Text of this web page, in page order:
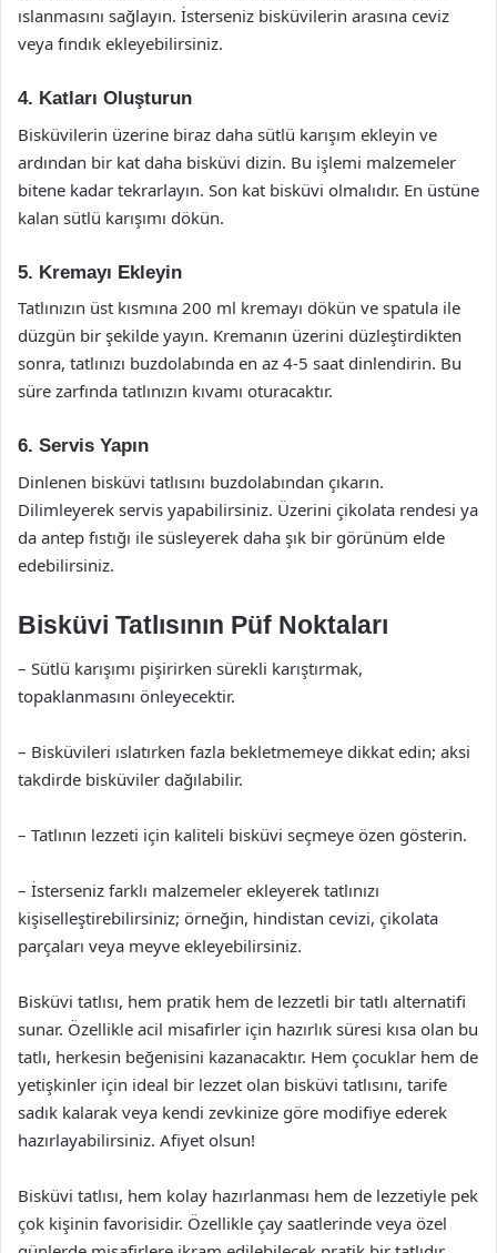
ıslanmasını sağlayın. İsterseniz bisküvilerin arasına ceviz
veya fındık ekleyebilirsiniz.
4. Katları Oluşturun
Bisküvilerin üzerine biraz daha sütlü karışım ekleyin ve
ardından bir kat daha bisküvi dizin. Bu işlemi malzemeler
bitene kadar tekrarlayın. Son kat bisküvi olmalıdır. En üstüne
kalan sütlü karışımı dökün.
5. Kremayı Ekleyin
Tatlınızın üst kısmına 200 ml kremayı dökün ve spatula ile
düzgün bir şekilde yayın. Kremanın üzerini düzleştirdikten
sonra, tatlınızı buzdolabında en az 4-5 saat dinlendirin. Bu
süre zarfında tatlınızın kıvamı oturacaktır.
6. Servis Yapın
Dinlenen bisküvi tatlısını buzdolabından çıkarın.
Dilimleyerek servis yapabilirsiniz. Üzerini çikolata rendesi ya
da antep fıstığı ile süsleyerek daha şık bir görünüm elde
edebilirsiniz.
Bisküvi Tatlısının Püf Noktaları
– Sütlü karışımı pişirirken sürekli karıştırmak,
topaklanmasını önleyecektir.
– Bisküvileri ıslatırken fazla bekletmemeye dikkat edin; aksi
takdirde bisküviler dağılabilir.
– Tatlının lezzeti için kaliteli bisküvi seçmeye özen gösterin.
– İsterseniz farklı malzemeler ekleyerek tatlınızı
kişiselleştirebilirsiniz; örneğin, hindistan cevizi, çikolata
parçaları veya meyve ekleyebilirsiniz.
Bisküvi tatlısı, hem pratik hem de lezzetli bir tatlı alternatifi
sunar. Özellikle acil misafirler için hazırlık süresi kısa olan bu
tatlı, herkesin beğenisini kazanacaktır. Hem çocuklar hem de
yetişkinler için ideal bir lezzet olan bisküvi tatlısını, tarife
sadık kalarak veya kendi zevkinize göre modifiye ederek
hazırlayabilirsiniz. Afiyet olsun!
Bisküvi tatlısı, hem kolay hazırlanması hem de lezzetiyle pek
çok kişinin favorisidir. Özellikle çay saatlerinde veya özel